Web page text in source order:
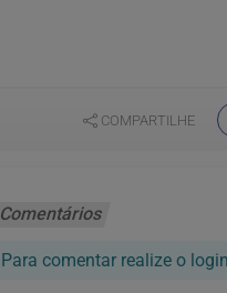
COMPARTILHE
Comentários
Para comentar realize o